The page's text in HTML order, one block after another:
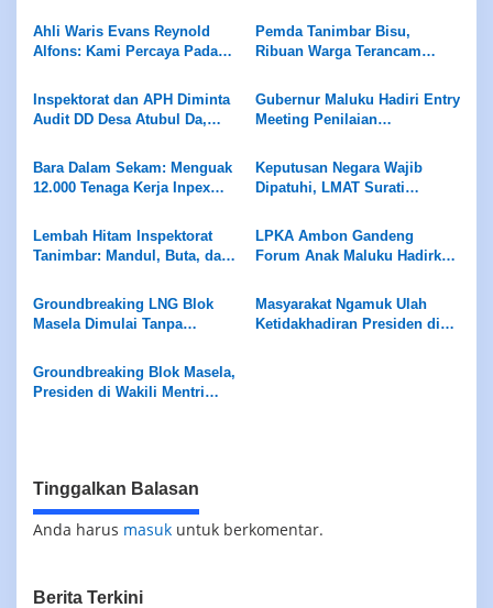
Waris dan Putusan
Pengadilan
Ahli Waris Evans Reynold
Alfons: Kami Percaya Pada
Pemda Tanimbar Bisu,
Ribuan Warga Terancam
Masela
Inspektorat dan APH Diminta
Audit DD Desa Atubul Da,
Ketua BPD
Gubernur Maluku Hadiri Entry
Meeting Penilaian
RI
Bara Dalam Sekam: Menguak
12.000 Tenaga Kerja Inpex
Keputusan Negara Wajib
Dipatuhi, LMAT Surati
Lembah Hitam Inspektorat
Tanimbar: Mandul, Buta, dan
LPKA Ambon Gandeng
Forum Anak Maluku Hadirkan
Kreativitas bagi Anak Binaan
Groundbreaking LNG Blok
Masela Dimulai Tanpa
Masyarakat Ngamuk Ulah
Ketidakhadiran Presiden di
Groundbreaking Blok Masela,
Presiden di Wakili Mentri
Tinggalkan Balasan
Anda harus masuk untuk berkomentar.
Berita Terkini